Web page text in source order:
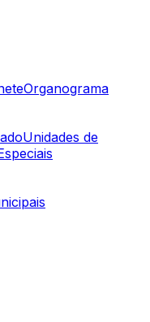
Organograma
Unidades de